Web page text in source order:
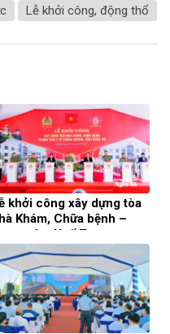
Lễ khởi công, động thổ
khởi công xây dựng tòa
Khám, Chữa bệnh –
tâm Y tế Tương